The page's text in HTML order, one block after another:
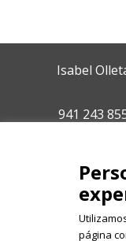
Isabel
941 243
página